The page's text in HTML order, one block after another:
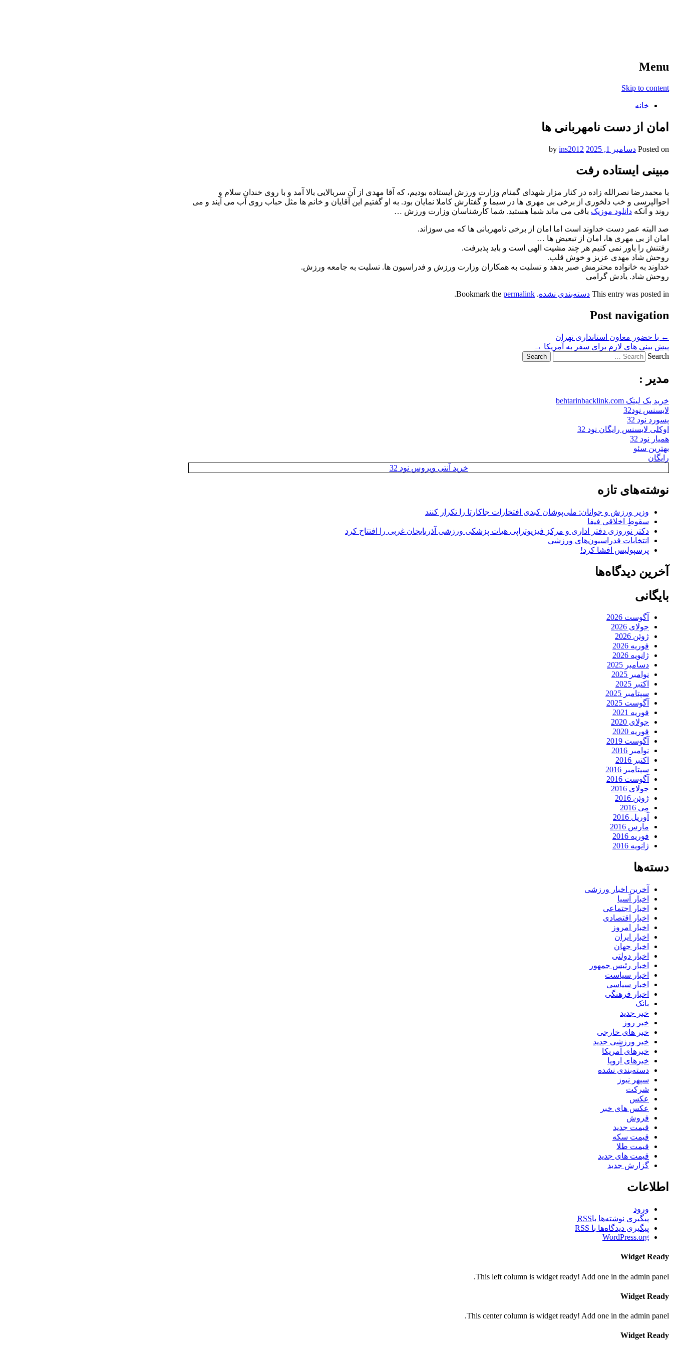
Menu
Skip to content
خانه
امان از دست نامهربانی ها
Posted on دسامبر 1, 2025 ins2012
مبینی ایستاده رفت
با محمدرضا نصرالله زاده در کنار مزار شهدای گمنام وزارت ورزش ایستاده بودیم، که آقا مهدی از آن سربالایی بالا آمد و با روی خندان سلام و
احوالپرسی و خب دلخوری از برخی بی مهری ها در سیما و گفتارش کاملا نمایان بود. به او گفتیم این آقایان و خانم ها مثل حباب روی آب می آیند و‌ می
روند و آنکه دانلود موزیک باقی می ماند شما هستید. شما کارشناسان وزارت ورزش …
صد البته عمر دست خداوند است اما امان از برخی نامهربانی ها که می سوزاند.
امان از بی مهری ها، امان از تبعیض ها …
رفتنش را باور نمی کنیم هر چند مشیت الهی است و باید پذیرفت.
روحش شاد مهدی عزیز و خوش قلب.
خداوند به خانواده محترمش صبر بدهد و تسلیت به همکاران وزارت ورزش و فدراسیون ها. تسلیت به جامعه ورزش.
روحش شاد. یادش گرامی
This entry was posted in دسته‌بندی نشده. Bookmark the
permalink
.
Post navigation
← با حضور معاون استانداری تهران
پیش بینی های لازم برای سفر به آمریکا →
Search
مدیر :
خرید بک لینک behtarinbacklink.com
لایسنس نود32
پسورد نود 32
اوکلی لایسنس رایگان نود 32
همیار نود 32
بهترین سئو
رایگان
خرید آنتی ویروس نود 32
نوشته‌های تازه
وزیر ورزش و جوانان: ملی‌پوشان کبدی افتخارات جاکارتا را تکرار کنند
سقوطِ اخلاقی فیفا
دکتر نوروزی دفتر اداری و مرکز فیزیوتراپی هیات پزشکی ورزشی آذربایجان غربی را افتتاح کرد
انتخابات فدراسیون‌های ورزشی
پرسپولیس افشا کرد!
آخرین دیدگاه‌ها
بایگانی
آگوست 2026
جولای 2026
ژوئن 2026
فوریه 2026
ژانویه 2026
دسامبر 2025
نوامبر 2025
اکتبر 2025
سپتامبر 2025
آگوست 2025
فوریه 2021
جولای 2020
فوریه 2020
آگوست 2019
نوامبر 2016
اکتبر 2016
سپتامبر 2016
آگوست 2016
جولای 2016
ژوئن 2016
می 2016
آوریل 2016
مارس 2016
فوریه 2016
ژانویه 2016
دسته‌ها
آخرین اخبار ورزشی
اخبار آسیا
اخبار اجتماعی
اخبار اقتصادی
اخبار امروز
اخبار ایران
اخبار جهان
اخبار دولتی
اخبار رئیس جمهور
اخبار سیاست
اخبار سیاسی
اخبار فرهنگی
بانک
خبر جدید
خبر روز
خبر های خارجی
خبر ورزشی جدید
خبرهای آمریکا
خبرهای اروپا
دسته‌بندی نشده
سپهر نیوز
شرکت
عکس
عکس های خبر
فروش
قیمت جدید
قیمت سکه
قیمت طلا
قیمت های جدید
گزارش جدید
اطلاعات
ورود
پیگیری نوشته‌ها باRSS
پیگیری دیدگاه‌ها با RSS
WordPress.org
Widget Ready
This left column is widget ready! Add one in the admin panel.
Widget Ready
This center column is widget ready! Add one in the admin panel.
Widget Ready